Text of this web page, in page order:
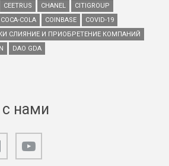
CEETRUS CHANEL
CITIGROUP
COCA-COLA COINBASE
COVID-19
СЛИЯНИЕ И ПРИОБРЕТЕНИЕ КОМПАНИЙ
DAO GDA
с нами